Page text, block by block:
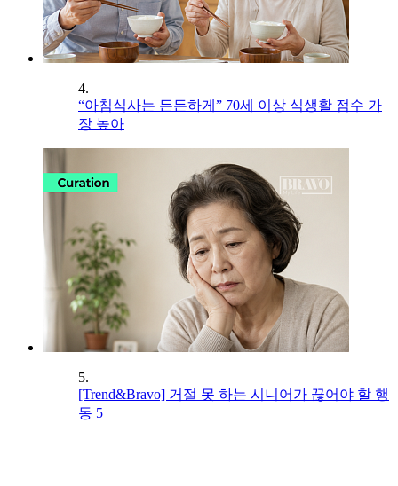
4.
“아침식사는 든든하게” 70세 이상 식생활 점수 가
장 높아
5.
[Trend&Bravo] 거절 못 하는 시니어가 끊어야 할 행
동 5